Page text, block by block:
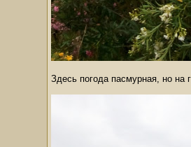
Здесь погода пасмурная, но на